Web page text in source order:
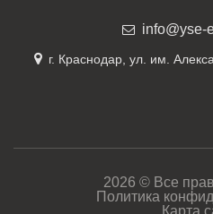
info@yse-
г. Краснодар, ул. им.
2026 © Все
Политика
Карта